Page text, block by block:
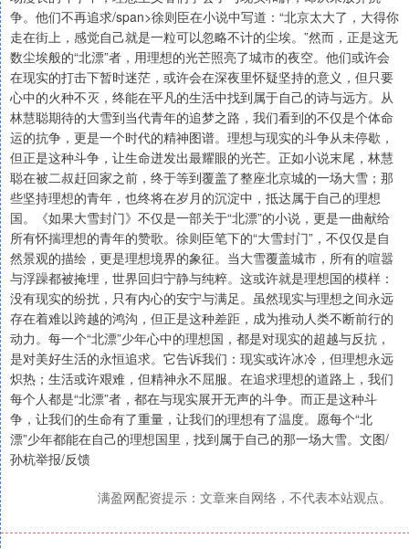
争。他们不再追求/span>徐则臣在小说中写道：“北京太大了，大得你
走在街上，感觉自己就是一粒可以忽略不计的尘埃。”然而，正是这无
数尘埃般的“北漂”者，用理想的光芒照亮了城市的夜空。他们或许会
在现实的打击下暂时迷茫，或许会在深夜里怀疑坚持的意义，但只要
心中的火种不灭，终能在平凡的生活中找到属于自己的诗与远方。从
林慧聪期待的大雪到当代青年的追梦之路，我们看到的不仅是个体命
运的抗争，更是一个时代的精神图谱。理想与现实的斗争从未停歇，
但正是这种斗争，让生命迸发出最耀眼的光芒。正如小说末尾，林慧
聪在被二叔赶回家之前，终于等到覆盖了整座北京城的一场大雪；那
些坚持理想的青年，也终将在岁月的沉淀中，抵达属于自己的理想
国。《如果大雪封门》不仅是一部关于“北漂”的小说，更是一曲献给
所有怀揣理想的青年的赞歌。徐则臣笔下的“大雪封门”，不仅仅是自
然景观的描绘，更是理想境界的象征。当大雪覆盖城市，所有的喧嚣
与浮躁都被掩埋，世界回归宁静与纯粹。这或许就是理想国的模样：
没有现实的纷扰，只有内心的安宁与满足。虽然现实与理想之间永远
存在着难以跨越的鸿沟，但正是这种差距，成为推动人类不断前行的
动力。每一个“北漂”少年心中的理想国，都是对现实的超越与反抗，
是对美好生活的永恒追求。它告诉我们：现实或许冰冷，但理想永远
炽热；生活或许艰难，但精神永不屈服。在追求理想的道路上，我们
每个人都是“北漂”者，都在与现实展开无声的斗争。而正是这种斗
争，让我们的生命有了重量，让我们的理想有了温度。愿每个“北
漂”少年都能在自己的理想国里，找到属于自己的那一场大雪。文图/
孙杭举报/反馈
满盈网配资提示：文章来自网络，不代表本站观点。